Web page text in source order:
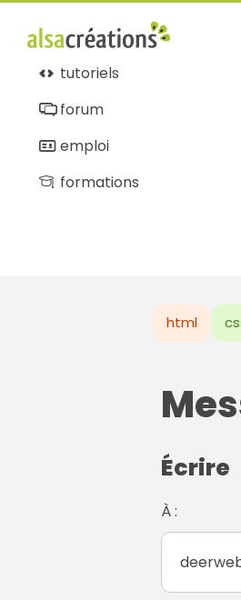
tutoriels
forum
emploi
formations
html
Écrire
À :